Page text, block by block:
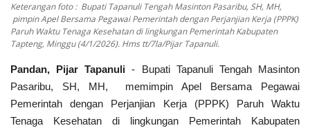
Keterangan foto : Bupati Tapanuli Tengah Masinton Pasaribu, SH, MH,
pimpin Apel Bersama Pegawai Pemerintah dengan Perjanjian Kerja (PPPK)
Paruh Waktu Tenaga Kesehatan di lingkungan Pemerintah Kabupaten
Tapteng, Minggu (4/1/2026). Hms tt/7la/Pijar Tapanuli.
Pandan, Pijar Tapanuli - Bupati Tapanuli Tengah Masinton
Pasaribu, SH, MH, memimpin Apel Bersama Pegawai
Pemerintah dengan Perjanjian Kerja (PPPK) Paruh Waktu
Tenaga Kesehatan di lingkungan Pemerintah Kabupaten